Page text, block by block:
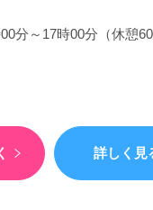
分～17時00分（休憩60
詳しく見